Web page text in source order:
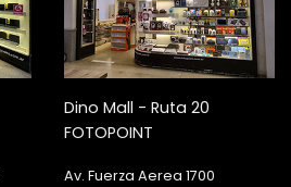
Dino Mall - Ruta 20
FOTOPOINT
Av. Fuerza Aerea 1700